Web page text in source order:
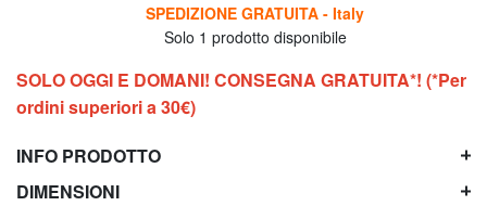
SPEDIZIONE GRATUITA - Italy
Solo 1 prodotto disponibile
SOLO OGGI E DOMANI! CONSEGNA GRATUITA*! (*Per
ordini superiori a 30€)
INFO PRODOTTO
DIMENSIONI